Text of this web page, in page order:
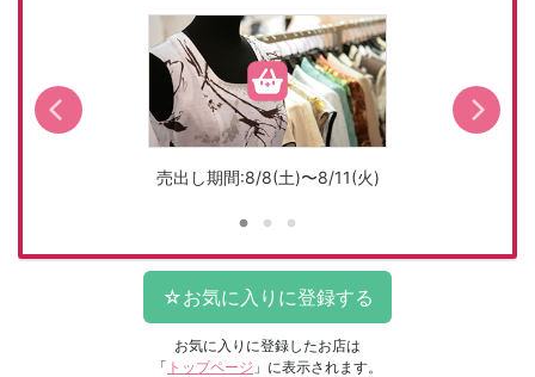
売出し期間:8/8(土)〜8/11(火)
お気に入りに登録したお店は
「 トップページ 」に表示されます。